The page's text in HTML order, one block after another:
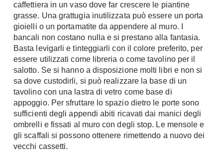
caffettiera in un vaso dove far crescere le piantine
grasse. Una grattugia inutilizzata può essere un porta
gioielli o un portamatite da appendere al muro. I
bancali non costano nulla e si prestano alla fantasia.
Basta levigarli e tinteggiarli con il colore preferito, per
essere utilizzati come libreria o come tavolino per il
salotto. Se si hanno a disposizione molti libri e non si
sa dove custodirli, si può realizzare la base di un
tavolino con una lastra di vetro come base di
appoggio. Per sfruttare lo spazio dietro le porte sono
sufficienti degli appendi abiti ricavati dai manici degli
ombrelli e fissati al muro con degli stop. Le mensole e
gli scaffali si possono ottenere rimettendo a nuovo dei
vecchi cassetti.